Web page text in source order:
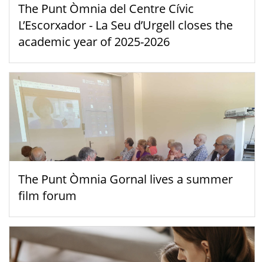
The Punt Òmnia del Centre Cívic
L’Escorxador - La Seu d’Urgell closes the
academic year of 2025-2026
The Punt Òmnia Gornal lives a summer
film forum